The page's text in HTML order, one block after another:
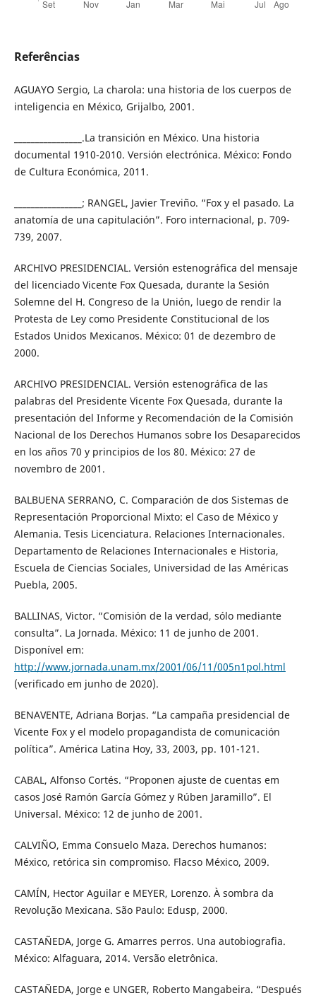
Referências
AGUAYO Sergio, La charola: una historia de los cuerpos de
inteligencia en México, Grijalbo, 2001.
________________.La transición en México. Una historia
documental 1910-2010. Versión electrónica. México: Fondo
de Cultura Económica, 2011.
________________; RANGEL, Javier Treviño. “Fox y el pasado. La
anatomía de una capitulación”. Foro internacional, p. 709-
739, 2007.
ARCHIVO PRESIDENCIAL. Versión estenográfica del mensaje
del licenciado Vicente Fox Quesada, durante la Sesión
Solemne del H. Congreso de la Unión, luego de rendir la
Protesta de Ley como Presidente Constitucional de los
Estados Unidos Mexicanos. México: 01 de dezembro de
2000.
ARCHIVO PRESIDENCIAL. Versión estenográfica de las
palabras del Presidente Vicente Fox Quesada, durante la
presentación del Informe y Recomendación de la Comisión
Nacional de los Derechos Humanos sobre los Desaparecidos
en los años 70 y principios de los 80. México: 27 de
novembro de 2001.
BALBUENA SERRANO, C. Comparación de dos Sistemas de
Representación Proporcional Mixto: el Caso de México y
Alemania. Tesis Licenciatura. Relaciones Internacionales.
Departamento de Relaciones Internacionales e Historia,
Escuela de Ciencias Sociales, Universidad de las Américas
Puebla, 2005.
BALLINAS, Victor. “Comisión de la verdad, sólo mediante
consulta”. La Jornada. México: 11 de junho de 2001.
Disponível em:
http://www.jornada.unam.mx/2001/06/11/005n1pol.html
(verificado em junho de 2020).
BENAVENTE, Adriana Borjas. “La campaña presidencial de
Vicente Fox y el modelo propagandista de comunicación
política”. América Latina Hoy, 33, 2003, pp. 101-121.
CABAL, Alfonso Cortés. “Proponen ajuste de cuentas em
casos José Ramón García Gómez y Rúben Jaramillo”. El
Universal. México: 12 de junho de 2001.
CALVIÑO, Emma Consuelo Maza. Derechos humanos:
México, retórica sin compromiso. Flacso México, 2009.
CAMÍN, Hector Aguilar e MEYER, Lorenzo. À sombra da
Revolução Mexicana. São Paulo: Edusp, 2000.
CASTAÑEDA, Jorge G. Amarres perros. Una autobiografia.
México: Alfaguara, 2014. Versão eletrônica.
CASTAÑEDA, Jorge e UNGER, Roberto Mangabeira. “Después